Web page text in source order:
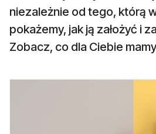
niezależnie od tego, którą
pokażemy, jak ją założyć i
Zobacz, co dla Ciebie